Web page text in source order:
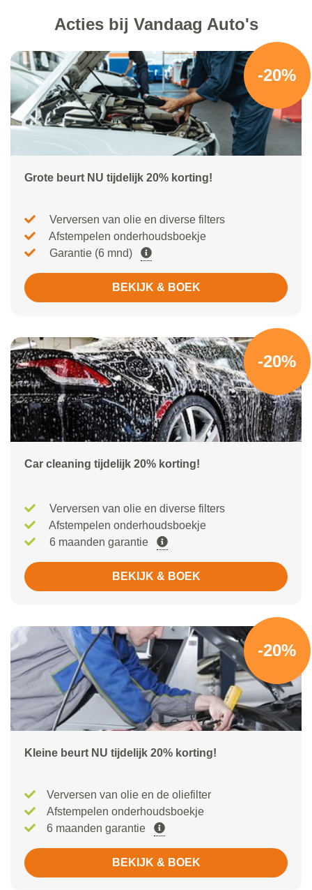
Acties bij Vandaag Auto's
-20%
Grote beurt NU tijdelijk 20% korting!
Verversen van olie en diverse filters
Afstempelen onderhoudsboekje
Garantie (6 mnd)
BEKIJK & BOEK
-20%
Car cleaning tijdelijk 20% korting!
Verversen van olie en diverse filters
Afstempelen onderhoudsboekje
6 maanden garantie
BEKIJK & BOEK
-20%
Kleine beurt NU tijdelijk 20% korting!
Verversen van olie en de oliefilter
Afstempelen onderhoudsboekje
6 maanden garantie
BEKIJK & BOEK